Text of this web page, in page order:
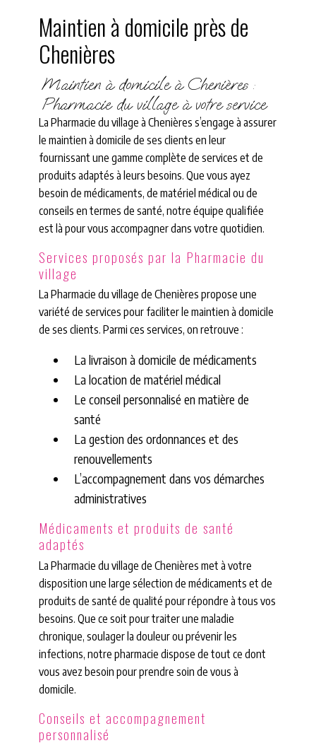
Maintien à domicile près de
Chenières
Maintien à domicile à Chenières :
Pharmacie du village à votre service
La Pharmacie du village à Chenières s’engage à assurer
le maintien à domicile de ses clients en leur
fournissant une gamme complète de services et de
produits adaptés à leurs besoins. Que vous ayez
besoin de médicaments, de matériel médical ou de
conseils en termes de santé, notre équipe qualifiée
est là pour vous accompagner dans votre quotidien.
Services proposés par la Pharmacie du
village
La Pharmacie du village de Chenières propose une
variété de services pour faciliter le maintien à domicile
de ses clients. Parmi ces services, on retrouve :
La livraison à domicile de médicaments
La location de matériel médical
Le conseil personnalisé en matière de
santé
La gestion des ordonnances et des
renouvellements
L’accompagnement dans vos démarches
administratives
Médicaments et produits de santé
adaptés
La Pharmacie du village de Chenières met à votre
disposition une large sélection de médicaments et de
produits de santé de qualité pour répondre à tous vos
besoins. Que ce soit pour traiter une maladie
chronique, soulager la douleur ou prévenir les
infections, notre pharmacie dispose de tout ce dont
vous avez besoin pour prendre soin de vous à
domicile.
Conseils et accompagnement
personnalisé